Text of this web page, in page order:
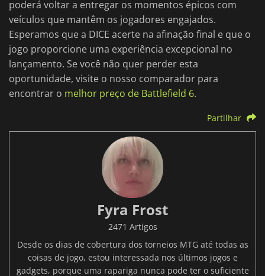
poderá voltar a entregar os momentos épicos com
veículos que mantêm os jogadores engajados.
Esperamos que a DICE acerte na afinação final e que o
jogo proporcione uma experiência excepcional no
lançamento. Se você não quer perder esta
oportunidade, visite o nosso comparador para
encontrar o melhor preço de Battlefield 6.
Partilhar
Fyra Frost
2471 Artigos
Desde os dias de cobertura dos torneios MTG até todas as
coisas de jogo, estou interessada nos últimos jogos e
gadgets, porque uma rapariga nunca pode ter o suficiente